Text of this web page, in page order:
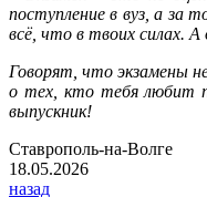
поступление в вуз, а
всё, что в твоих силах.
Говорят, что экзамены
о тех, кто тебя любит
выпускник!
Ставрополь-на-Волге
18.05.2026
назад